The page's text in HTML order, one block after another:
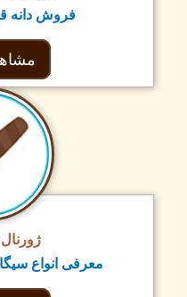
فروش دانه
ژورنال
معرفی انواع سیگار